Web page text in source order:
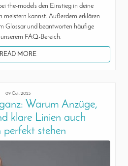
the-models den Einstieg in deine
meistern kannst. Außerdem erklären
Glossar und beantworten häufige
FAQ-Bereich.
READ MORE
09 Oct, 2025
Warum Anzüge,
klare Linien auch
perfekt stehen